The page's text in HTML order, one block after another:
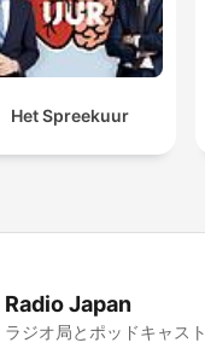
Het Spreekuur
Radio Japan
ラジオ局とポッドキャスト